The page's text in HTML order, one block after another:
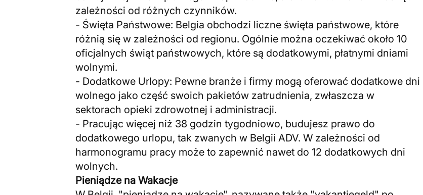
zależności od różnych czynników.
- Święta Państwowe: Belgia obchodzi liczne święta państwowe, które
różnią się w zależności od regionu. Ogólnie można oczekiwać około 10
oficjalnych świąt państwowych, które są dodatkowymi, płatnymi dniami
wolnymi.
- Dodatkowe Urlopy: Pewne branże i firmy mogą oferować dodatkowe dni
wolnego jako część swoich pakietów zatrudnienia, zwłaszcza w
sektorach opieki zdrowotnej i administracji.
- Pracując więcej niż 38 godzin tygodniowo, budujesz prawo do
dodatkowego urlopu, tak zwanych w Belgii ADV. W zależności od
harmonogramu pracy może to zapewnić nawet do 12 dodatkowych dni
wolnych.
Pieniądze na Wakacje